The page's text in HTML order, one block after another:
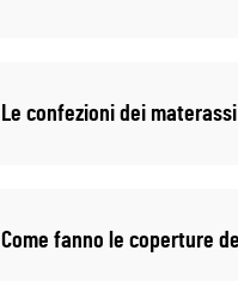
Le confezioni dei
Come fanno le coperture